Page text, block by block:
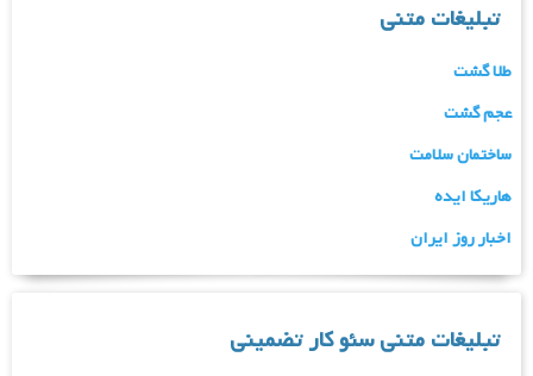
تبلیغات متنی
طلا گشت
عجم گشت
ساختمان سلامت
هاریکا ایده
اخبار روز ایران
تبلیغات متنی سئو کار تضمینی